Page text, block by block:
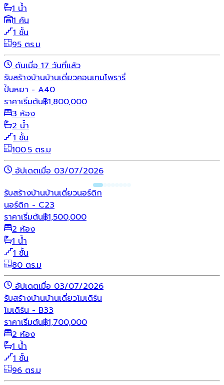
1 น้ำ
1 คัน
1 ชั้น
95 ตร.ม
ดันเมื่อ 17 วันที่แล้ว
รับสร้างบ้านบ้านเดี่ยวคอนเทมโพรารี่
ปั้นหยา - A40
ราคาเริ่มต้น฿1,800,000
3 ห้อง
2 น้ำ
1 ชั้น
100.5 ตร.ม
อัปเดตเมื่อ 03/07/2026
รับสร้างบ้านบ้านเดี่ยวนอร์ดิก
นอร์ดิก - C23
ราคาเริ่มต้น฿1,500,000
2 ห้อง
1 น้ำ
1 ชั้น
80 ตร.ม
อัปเดตเมื่อ 03/07/2026
รับสร้างบ้านบ้านเดี่ยวโมเดิร์น
โมเดิร์น - B33
ราคาเริ่มต้น฿1,700,000
2 ห้อง
1 น้ำ
1 ชั้น
96 ตร.ม